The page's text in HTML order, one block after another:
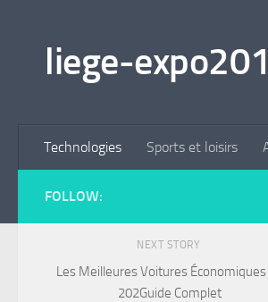
liege-
Technologies Sports et loisirs
FOLLOW:
NEXT STORY
Les Meilleures Voitures Économiques
202Guide Complet